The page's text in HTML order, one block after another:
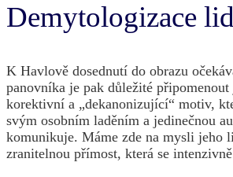
Demytologizace
K Havlově dosednutí do obrazu
panovníka je pak důležité
korektivní a „dekanonizující“ motiv,
svým osobním laděním a jedinečnou
komunikuje. Máme zde na mysli jeho
zranitelnou přímost, která se